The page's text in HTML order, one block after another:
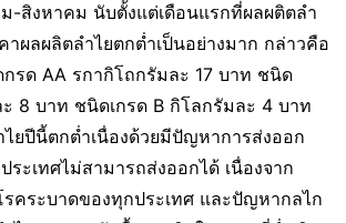
-สิงหาคม นับตั้งแต่เดือนแรกที่ผลผติตลำ
าผลผลิตลำไยตกต่ำเป็นอย่างมาก กล่าวคือ
รด AA รกากิโถกรัมละ 17 บาท ชนิด
8 บาท ชนิดเกรด B กิโลกรัมละ 4 บาท
ยปีนี้ตกต่ำเนื่องด้วยมีปัญหาการส่งออก
ระเทศไม่สามารถส่งออกได้ เนื่องจาก
คระบาดของทุกประเทศ และปัญหากลไก